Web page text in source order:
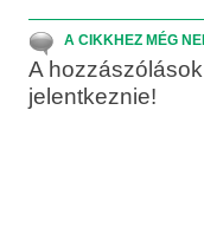
A CIKKHEZ MÉG
A
jelentkeznie!